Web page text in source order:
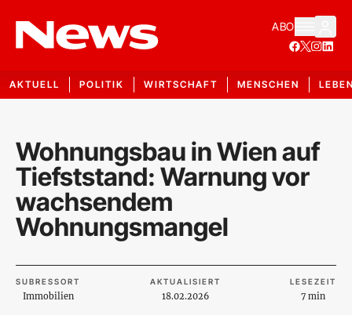
ABO
AKTUELL POLITIK WIRTSCHAFT MENSCHEN
Wohnungsbau in Wien auf
Tiefststand: Warnung vor
wachsendem
Wohnungsmangel
SUBRESSORT
Immobilien
AKTUALISIERT
18.02.2026
LESEZEIT
7 min